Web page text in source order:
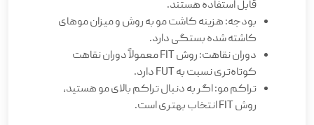
قابل استفاده هستند.
بودجه: هزینه کاشت مو به روش و میزان موهای
کاشته شده بستگی دارد.
دوران نقاهت: روش FIT معمولاً دوران نقاهت
کوتاه‌تری نسبت به FUT دارد.
تراکم مو: اگر به دنبال تراکم بالای مو هستید،
روش FIT انتخاب بهتری است.